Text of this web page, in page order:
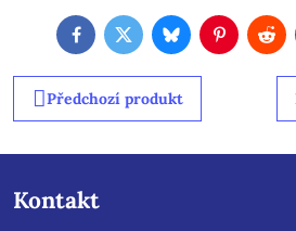
FacebookTwitterBlueskyPinterest
Předchozí produkt
Kontakt